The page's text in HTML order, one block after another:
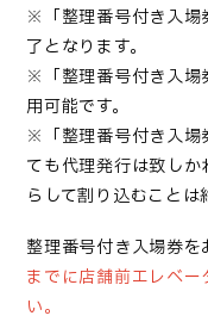
※「整理番号付き入場
了となります。
※「整理番号付き入場
用可能です。
※「整理番号付き入場
ても代理発行は致しか
らして割り込むことは
整理番号付き入場券を
までに店舗前エレベ
い。